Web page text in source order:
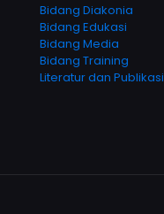
Bidang Diakonia
Bidang Edukasi
Bidang Media
Bidang Training
Literatur dan Publikasi